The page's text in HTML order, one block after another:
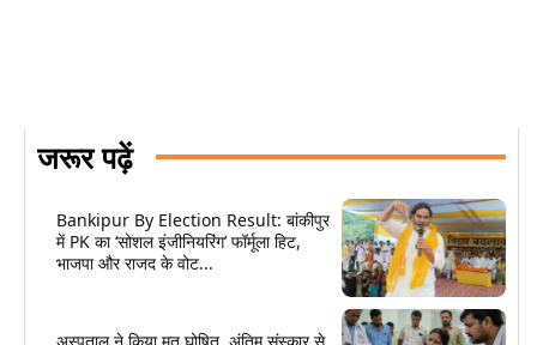
जरूर पढ़ें
Bankipur By Election Result: बांकीपुर
में PK का ‘सोशल इंजीनियरिंग’ फॉर्मूला हिट,
भाजपा और राजद के वोट...